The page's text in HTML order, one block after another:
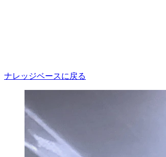
ナレッジベースに戻る